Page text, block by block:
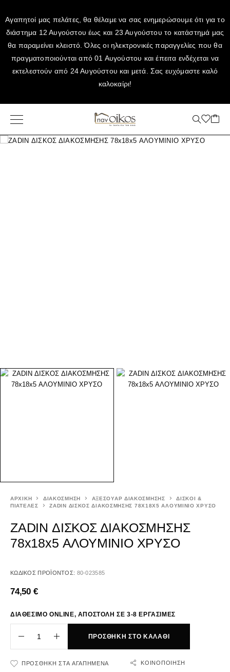
Αγαπητοί μας πελάτες, θα θέλαμε να σας ενημερώσουμε ότι για το
διάστημα 12 Αυγούστου έως και 23 Αυγούστου το κατάστημά μας
θα παραμείνει κλειστό. Όλες οι ηλεκτρονικές παραγγελίες που θα
πραγματοποιούνται από 01 Αυγούστου και έπειτα ενδέχεται να
εκτελεστούν από 24 Αυγούστου και μετά. Σας ευχόμαστε καλό
καλοκαίρι!
ΑΡΧΙΚΉ ΔΙΑΚΟΣΜΗΣΗ ΑΞΕΣΟΥΑΡ ΔΙΑΚΟΣΜΗΣΗΣ
ΔΙΣΚΟΙ &
ΠΙΑΤΕΛΕΣ
ZADIN ΔΙΣΚΟΣ ΔΙΑΚΟΣΜΗΣΗΣ 78X18X5 ΑΛΟΥΜΙΝΙΟ ΧΡΥΣΟ
ZADIN ΔΙΣΚΟΣ ΔΙΑΚΟΣΜΗΣΗΣ
78x18x5 ΑΛΟΥΜΙΝΙΟ ΧΡΥΣΟ
ΚΩΔΙΚΌΣ ΠΡΟΪΌΝΤΟΣ: 80-023585
74,50 €
ΔΙΑΘΕΣΙΜΟ ONLINE, ΑΠΟΣΤΟΛΗ ΣΕ 3-8 ΕΡΓΑΣΙΜΕΣ
ΠΡΟΣΘΉΚΗ ΣΤΟ ΚΑΛΆΘΙ
ΠΡΟΣΘΉΚΗ ΣΤΑ ΑΓΑΠΗΜΈΝΑ ΚΟΙΝΟΠΟΊΗΣΗ